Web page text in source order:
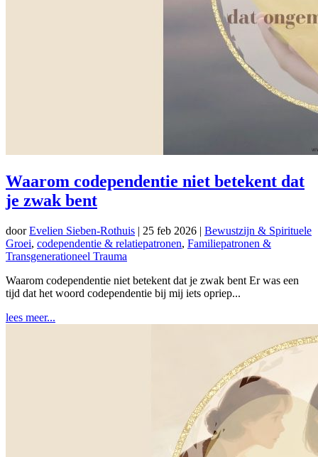
Waarom codependentie niet betekent dat
je zwak bent
doorEvelien Sieben-Rothuis | 25 feb 2026 | Bewustzijn & Spirituele
Groei, codependentie & relatiepatronen, Familiepatronen &
Transgenerationeel Trauma
Waarom codependentie niet betekent dat je zwak bent Er was een
tijd dat het woord codependentie bij mij iets opriep...
lees meer...